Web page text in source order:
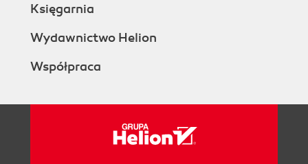
Ameryki” Marek
Na Wydawnictwo
Księgarnia
Wydawnictwo Helion
Współpraca